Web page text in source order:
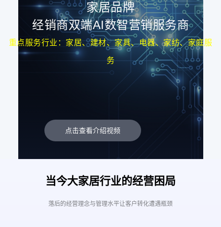
家居品牌
经销商双端AI数智营销服务商
重点服务行业：家居、建材、家具、电器、家纺、家庭服
务
点击查看介绍视频
当今大家居行业的经营困局
落后的经营理念与管理水平让客户转化遭遇瓶颈